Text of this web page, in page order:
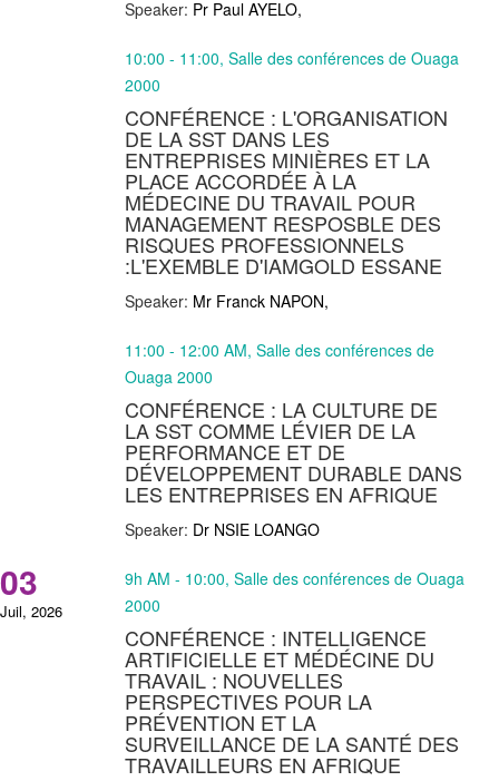
Speaker: Pr Paul AYELO,
10:00 - 11:00, Salle des conférences de Ouaga
2000
CONFÉRENCE : L'ORGANISATION
DE LA SST DANS LES
ENTREPRISES MINIÈRES ET LA
PLACE ACCORDÉE À LA
MÉDECINE DU TRAVAIL POUR
MANAGEMENT RESPOSBLE DES
RISQUES PROFESSIONNELS
:L'EXEMBLE D'IAMGOLD ESSANE
Speaker: Mr Franck NAPON,
11:00 - 12:00 AM, Salle des conférences de
Ouaga 2000
CONFÉRENCE : LA CULTURE DE
LA SST COMME LÉVIER DE LA
PERFORMANCE ET DE
DÉVELOPPEMENT DURABLE DANS
LES ENTREPRISES EN AFRIQUE
Speaker: Dr NSIE LOANGO
03
Juil, 2026
9h AM - 10:00, Salle des conférences de Ouaga
2000
CONFÉRENCE : INTELLIGENCE
ARTIFICIELLE ET MÉDÉCINE DU
TRAVAIL : NOUVELLES
PERSPECTIVES POUR LA
PRÉVENTION ET LA
SURVEILLANCE DE LA SANTÉ DES
TRAVAILLEURS EN AFRIQUE